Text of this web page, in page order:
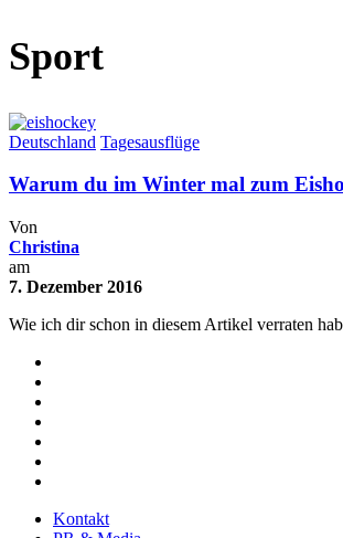
Sport
Deutschland Tagesausflüge
Warum du im Winter mal zum
Von
Christina
am
7. Dezember 2016
Wie ich dir schon in diesem Artikel verraten
Kontakt